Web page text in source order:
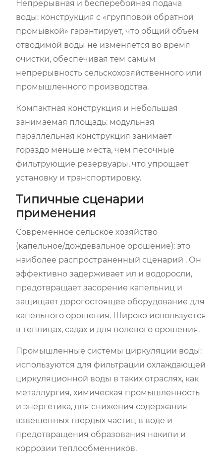
Непрерывная и бесперебойная подача
воды: конструкция с «групповой обратной
промывкой» гарантирует, что общий объем
отводимой воды не изменяется во время
очистки, обеспечивая тем самым
непрерывность сельскохозяйственного или
промышленного производства.
Компактная конструкция и небольшая
занимаемая площадь: модульная
параллельная конструкция занимает
гораздо меньше места, чем песочные
фильтрующие резервуары, что упрощает
установку и транспортировку.
Типичные сценарии
применения
Современное сельское хозяйство
(капельное/дождевальное орошение): это
наиболее распространенный сценарий . Он
эффективно задерживает ил и водоросли,
предотвращает засорение капельниц и
защищает дорогостоящее оборудование для
капельного орошения. Широко используется
в теплицах, садах и для полевого орошения.
Промышленные системы циркуляции воды:
используются для фильтрации охлаждающей
циркуляционной воды в таких отраслях, как
металлургия, химическая промышленность
и энергетика, для снижения содержания
взвешенных твердых частиц в воде и
предотвращения образования накипи и
коррозии теплообменников.